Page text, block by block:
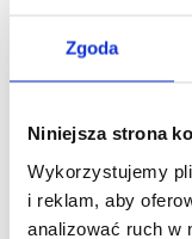
Zgoda
Niniejsza strona
Wykorzystujemy
i reklam, aby
analizować ruch w
oceny stanu
na leczenie.
wzrostu u dzieci
fizyczny
parametry
muszą dbać o
przypadku